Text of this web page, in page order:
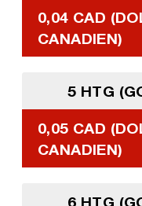
0,04 CAD
CANADIEN)
5 HTG
0,05 CAD
CANADIEN)
6 HTG